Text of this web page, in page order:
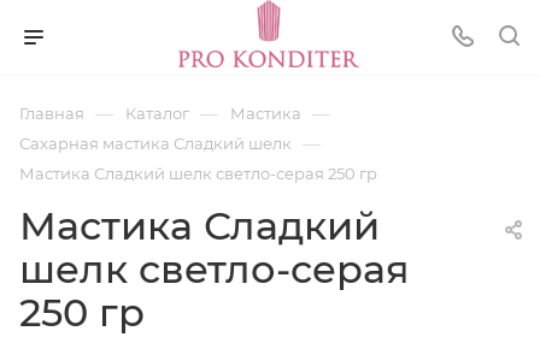
Главная — Каталог — Мастика —
Сахарная мастика Сладкий шелк —
Мастика Сладкий шелк светло-серая 250 гр
Мастика Сладкий
шелк светло-серая
250 гр